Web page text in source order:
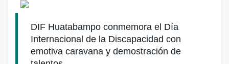
DIF Huatabampo conmemora el Día
Internacional de la Discapacidad con
emotiva caravana y demostración de